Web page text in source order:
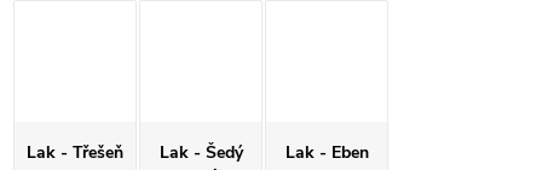
Lak - Třešeň
Lak - Šedý
Lak - Eben